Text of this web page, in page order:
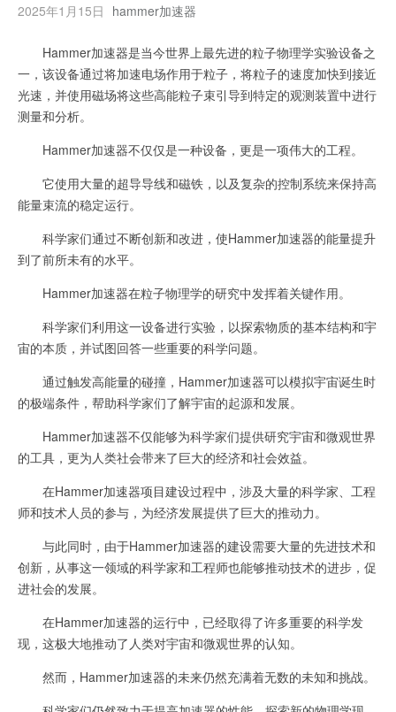
2025年1月15日 hammer加速器
Hammer加速器是当今世界上最先进的粒子物理学实验设备之
一，该设备通过将加速电场作用于粒子，将粒子的速度加快到接近
光速，并使用磁场将这些高能粒子束引导到特定的观测装置中进行
测量和分析。
Hammer加速器不仅仅是一种设备，更是一项伟大的工程。
它使用大量的超导导线和磁铁，以及复杂的控制系统来保持高
能量束流的稳定运行。
科学家们通过不断创新和改进，使Hammer加速器的能量提升
到了前所未有的水平。
Hammer加速器在粒子物理学的研究中发挥着关键作用。
科学家们利用这一设备进行实验，以探索物质的基本结构和宇
宙的本质，并试图回答一些重要的科学问题。
通过触发高能量的碰撞，Hammer加速器可以模拟宇宙诞生时
的极端条件，帮助科学家们了解宇宙的起源和发展。
Hammer加速器不仅能够为科学家们提供研究宇宙和微观世界
的工具，更为人类社会带来了巨大的经济和社会效益。
在Hammer加速器项目建设过程中，涉及大量的科学家、工程
师和技术人员的参与，为经济发展提供了巨大的推动力。
与此同时，由于Hammer加速器的建设需要大量的先进技术和
创新，从事这一领域的科学家和工程师也能够推动技术的进步，促
进社会的发展。
在Hammer加速器的运行中，已经取得了许多重要的科学发
现，这极大地推动了人类对宇宙和微观世界的认知。
然而，Hammer加速器的未来仍然充满着无数的未知和挑战。